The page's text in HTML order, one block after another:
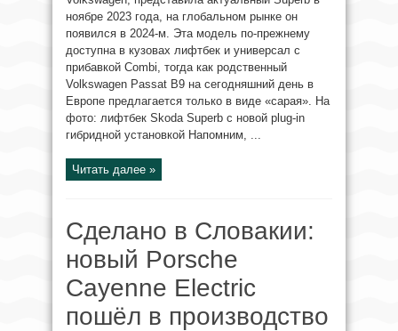
ноябре 2023 года, на глобальном рынке он
появился в 2024-м. Эта модель по-прежнему
доступна в кузовах лифтбек и универсал с
прибавкой Combi, тогда как родственный
Volkswagen Passat B9 на сегодняшний день в
Европе предлагается только в виде «сарая». На
фото: лифтбек Skoda Superb с новой plug-in
гибридной установкой Напомним, ...
Читать далее »
Сделано в Словакии:
новый Porsche
Cayenne Electric
пошёл в производство